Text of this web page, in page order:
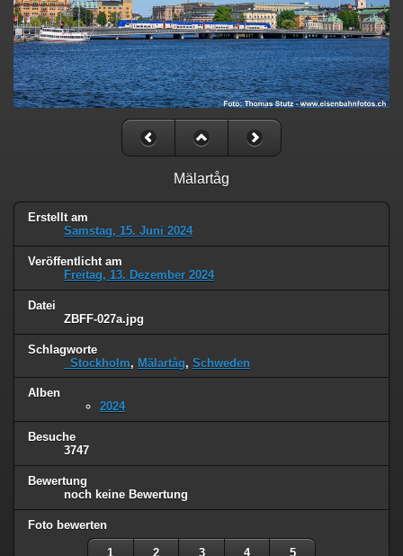
Mälartåg
Erstellt am
Samstag, 15. Juni 2024
Veröffentlicht am
Freitag, 13. Dezember 2024
Datei
ZBFF-027a.jpg
Schlagworte
_Stockholm, Mälartåg, Schweden
Alben
2024
Besuche
3747
Bewertung
noch keine Bewertung
Foto bewerten
1 2 3 4 5